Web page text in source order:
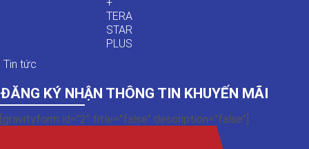
TERA
STAR
PLUS
Tin tức
ĐĂNG KÝ NHẬN THÔNG TIN KHUYẾN MÃI
[gravityform id="2" title="false" description="false"]